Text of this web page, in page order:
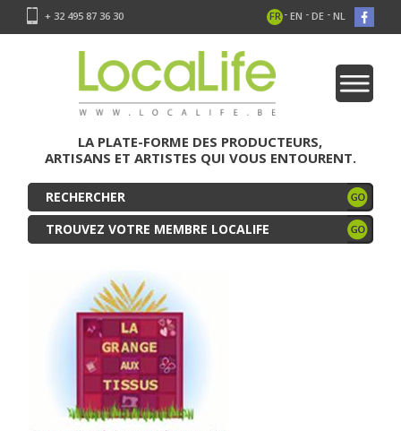
+ 32 495 87 36 30 FR - EN - DE - NL
LA PLATE-FORME DES PRODUCTEURS,
ARTISANS ET ARTISTES QUI VOUS ENTOURENT.
TROUVEZ VOTRE MEMBRE LOCALIFE